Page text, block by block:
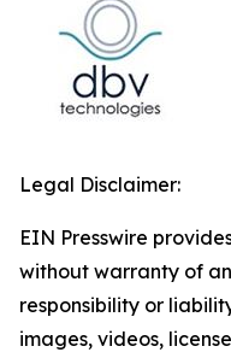
Legal Disclaimer:
EIN Presswire
without warranty of
responsibility or
images, videos,